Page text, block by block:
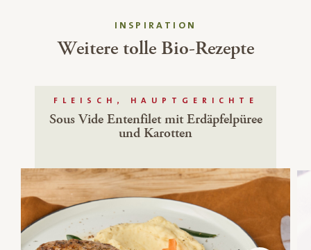
INSPIRATION
Weitere tolle Bio-Rezepte
FLEISCH, HAUPTGERICHTE
Sous Vide Entenfilet mit Erdäpfelpüree
und Karotten